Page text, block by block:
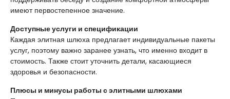
имеют первостепенное значение.
Доступные услуги и спецификации
Каждая элитная шлюха предлагает индивидуальные пакеты
услуг, поэтому важно заранее узнать, что именно входит в
стоимость. Также стоит уточнить детали, касающиеся
здоровья и безопасности.
Плюсы и минусы работы с элитными шлюхами